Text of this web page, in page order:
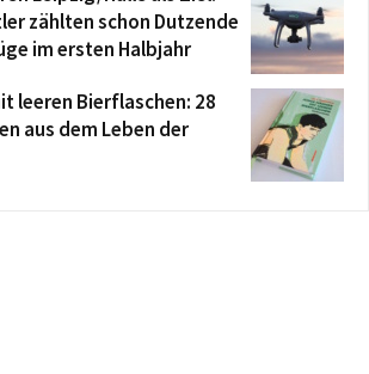
zählten schon Dutzende
im ersten Halbjahr
leeren Bierflaschen: 28
aus dem Leben der